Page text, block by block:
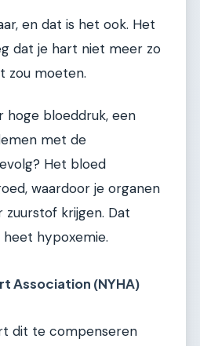
en dat is het ook. Het
dat je hart niet meer zo
zou moeten.
hoge bloeddruk, een
met de
Het bloed
waardoor je organen
krijgen. Dat
hypoxemie.
Association (NYHA)
dit te compenseren